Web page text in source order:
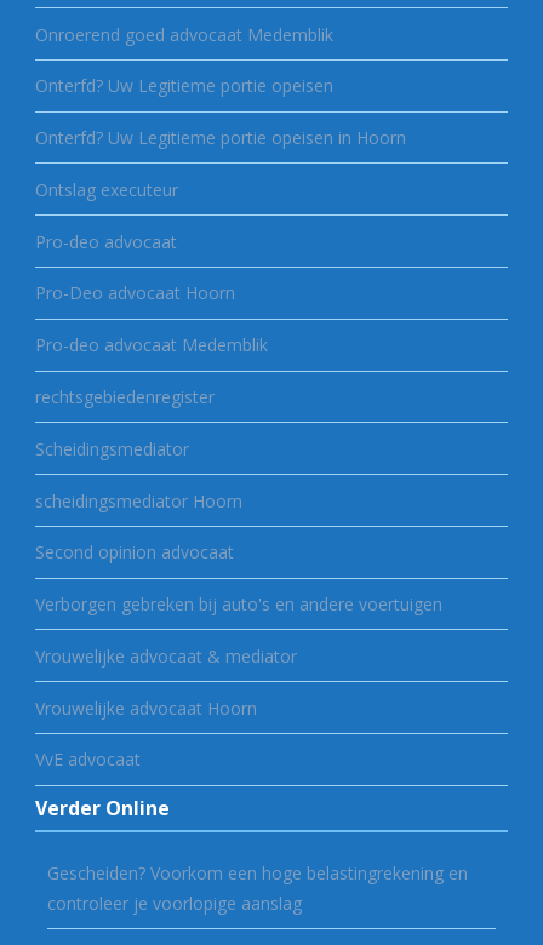
Onroerend goed advocaat Medemblik
Onterfd? Uw Legitieme portie opeisen
Onterfd? Uw Legitieme portie opeisen in Hoorn
Ontslag executeur
Pro-deo advocaat
Pro-Deo advocaat Hoorn
Pro-deo advocaat Medemblik
rechtsgebiedenregister
Scheidingsmediator
scheidingsmediator Hoorn
Second opinion advocaat
Verborgen gebreken bij auto's en andere voertuigen
Vrouwelijke advocaat & mediator
Vrouwelijke advocaat Hoorn
VvE advocaat
Verder Online
Gescheiden? Voorkom een hoge belastingrekening en
controleer je voorlopige aanslag